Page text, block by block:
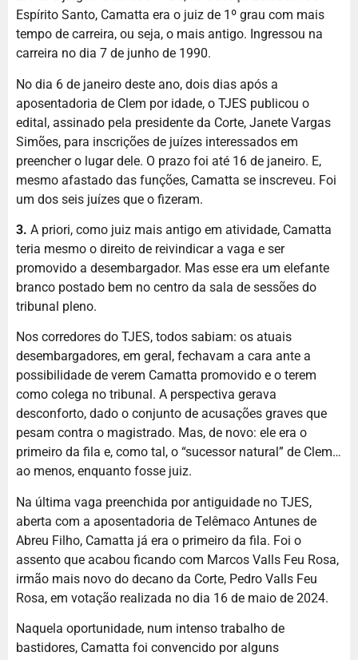
Espírito Santo, Camatta era o juiz de 1º grau com mais
tempo de carreira, ou seja, o mais antigo. Ingressou na
carreira no dia 7 de junho de 1990.
No dia 6 de janeiro deste ano, dois dias após a
aposentadoria de Clem por idade, o TJES publicou o
edital, assinado pela presidente da Corte, Janete Vargas
Simões, para inscrições de juízes interessados em
preencher o lugar dele. O prazo foi até 16 de janeiro. E,
mesmo afastado das funções, Camatta se inscreveu. Foi
um dos seis juízes que o fizeram.
3. A priori, como juiz mais antigo em atividade, Camatta
teria mesmo o direito de reivindicar a vaga e ser
promovido a desembargador. Mas esse era um elefante
branco postado bem no centro da sala de sessões do
tribunal pleno.
Nos corredores do TJES, todos sabiam: os atuais
desembargadores, em geral, fechavam a cara ante a
possibilidade de verem Camatta promovido e o terem
como colega no tribunal. A perspectiva gerava
desconforto, dado o conjunto de acusações graves que
pesam contra o magistrado. Mas, de novo: ele era o
primeiro da fila e, como tal, o “sucessor natural” de Clem…
ao menos, enquanto fosse juiz.
Na última vaga preenchida por antiguidade no TJES,
aberta com a aposentadoria de Telêmaco Antunes de
Abreu Filho, Camatta já era o primeiro da fila. Foi o
assento que acabou ficando com Marcos Valls Feu Rosa,
irmão mais novo do decano da Corte, Pedro Valls Feu
Rosa, em votação realizada no dia 16 de maio de 2024.
Naquela oportunidade, num intenso trabalho de
bastidores, Camatta foi convencido por alguns